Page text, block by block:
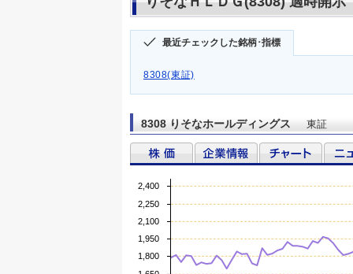
最近チェックした銘柄･指標
8308(東証)
8308 りそなホールディングス 東証